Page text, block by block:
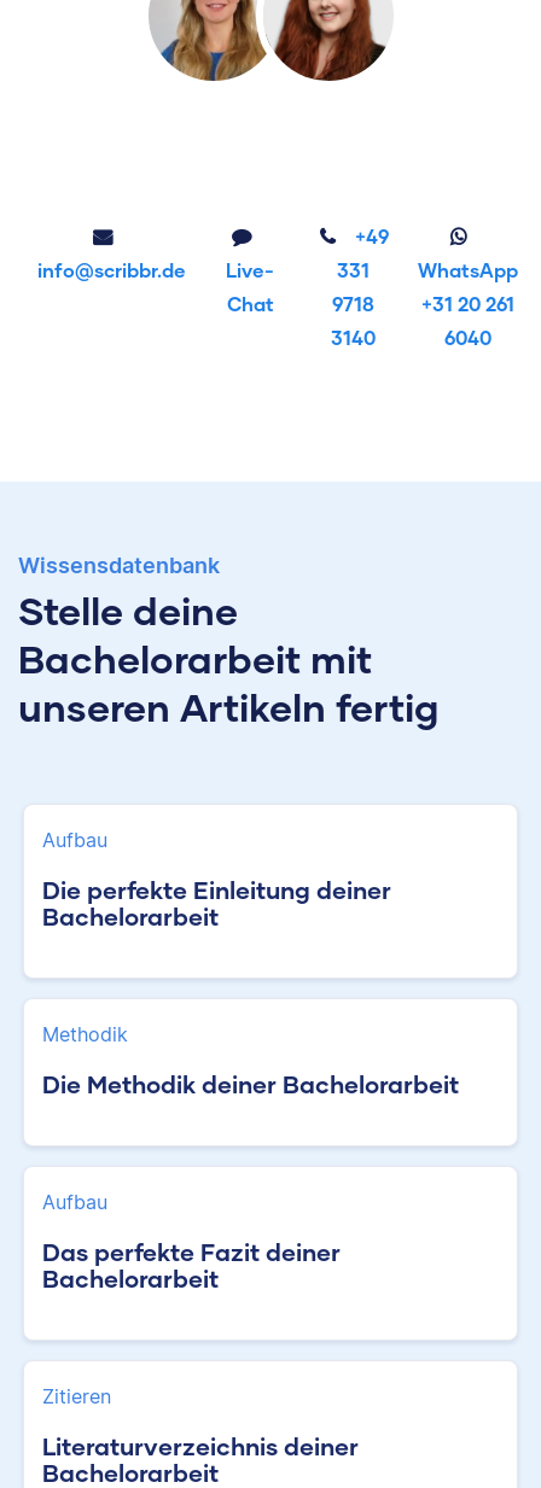
info@scribbr.de
Live-
Chat
+49
331
9718
3140
WhatsApp
+31 20 261
6040
Wissensdatenbank
Stelle deine
Bachelorarbeit mit
unseren Artikeln fertig
Aufbau
Die perfekte Einleitung deiner
Bachelorarbeit
Methodik
Die Methodik deiner Bachelorarbeit
Aufbau
Das perfekte Fazit deiner
Bachelorarbeit
Zitieren
Literaturverzeichnis deiner
Bachelorarbeit